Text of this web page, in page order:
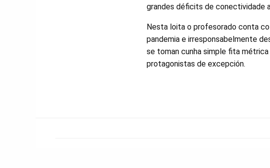
grandes déficits de conectividade
Nesta loita o profesorado conta
pandemia e irresponsabelmente
se toman cunha simple fita
protagonistas de excepción.